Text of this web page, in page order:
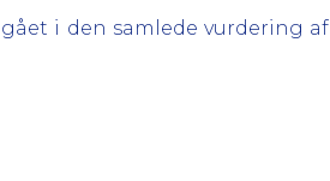
i den samlede vurdering af